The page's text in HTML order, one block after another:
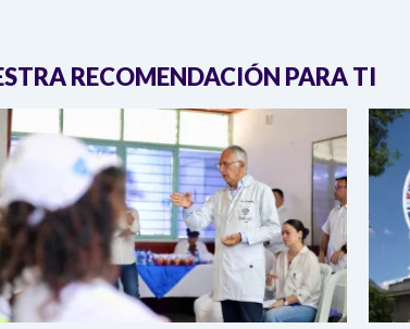
RECOMENDACIÓN PARA TI